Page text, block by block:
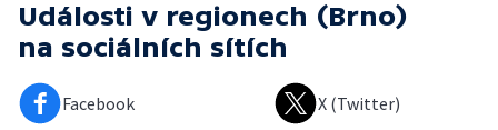
Události v regionech (Brno)
na sociálních sítích
Facebook X (Twitter)